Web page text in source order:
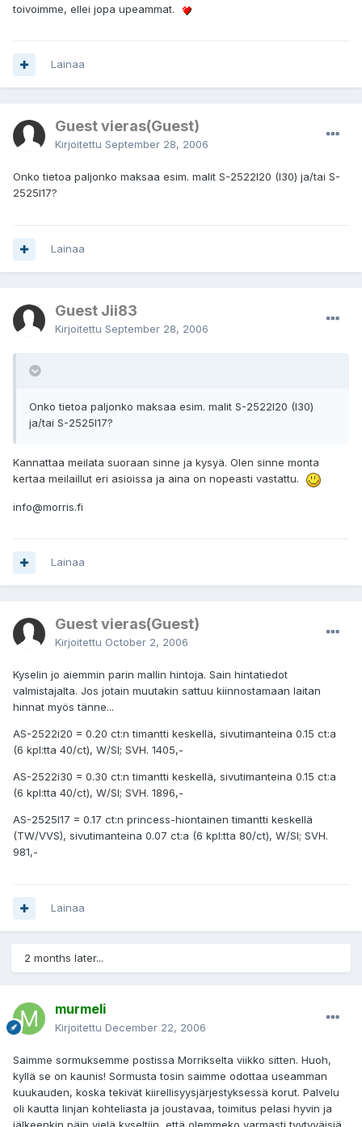
toivoimme, ellei jopa upeammat.
Lainaa
Guest vieras(Guest)
Kirjoitettu September 28, 2006
Onko tietoa paljonko maksaa esim. malit S-2522I20 (I30) ja/tai S-
2525I17?
Lainaa
Guest Jii83
Kirjoitettu September 28, 2006
Onko tietoa paljonko maksaa esim. malit S-2522I20 (I30)
ja/tai S-2525I17?
Kannattaa meilata suoraan sinne ja kysyä. Olen sinne monta
kertaa meilaillut eri asioissa ja aina on nopeasti vastattu.
info@morris.fi
Lainaa
Guest vieras(Guest)
Kirjoitettu October 2, 2006
Kyselin jo aiemmin parin mallin hintoja. Sain hintatiedot
valmistajalta. Jos jotain muutakin sattuu kiinnostamaan laitan
hinnat myös tänne...
AS-2522i20 = 0.20 ct:n timantti keskellä, sivutimanteina 0.15 ct:a
(6 kpl:tta 40/ct), W/SI; SVH. 1405,-
AS-2522i30 = 0.30 ct:n timantti keskellä, sivutimanteina 0.15 ct:a
(6 kpl:tta 40/ct), W/SI; SVH. 1896,-
AS-2525I17 = 0.17 ct:n princess-hiontainen timantti keskellä
(TW/VVS), sivutimanteina 0.07 ct:a (6 kpl:tta 80/ct), W/SI; SVH.
981,-
Lainaa
2 months later...
murmeli
Kirjoitettu December 22, 2006
Saimme sormuksemme postissa Morrikselta viikko sitten. Huoh,
kyllä se on kaunis! Sormusta tosin saimme odottaa useamman
kuukauden, koska tekivät kiirellisyysjärjestyksessä korut. Palvelu
oli kautta linjan kohteliasta ja joustavaa, toimitus pelasi hyvin ja